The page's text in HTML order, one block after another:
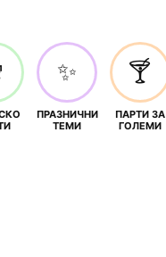
✨
ПРАЗНИЧНИ
ТЕМИ
🍸
ПАРТИ ЗА
ГОЛЕМИ